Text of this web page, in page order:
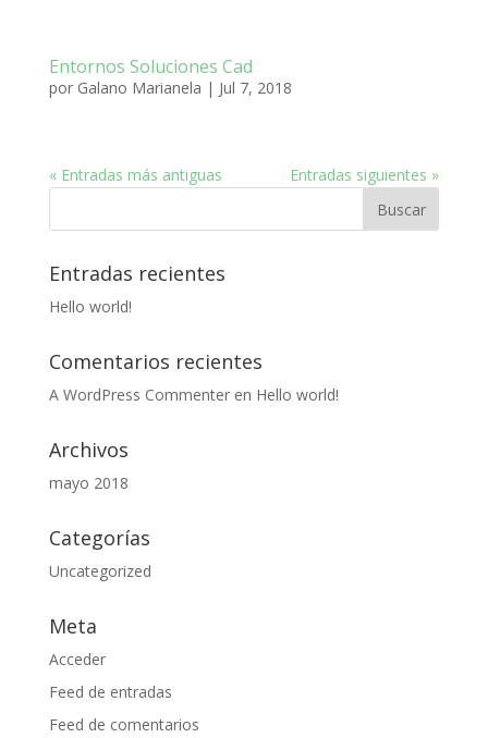
Entornos Soluciones Cad
por Galano Marianela | Jul 7, 2018
« Entradas más antiguas Entradas siguientes »
Entradas recientes
Hello world!
Comentarios recientes
A WordPress Commenteren Hello world!
Archivos
mayo 2018
Categorías
Uncategorized
Meta
Acceder
Feed de entradas
Feed de comentarios